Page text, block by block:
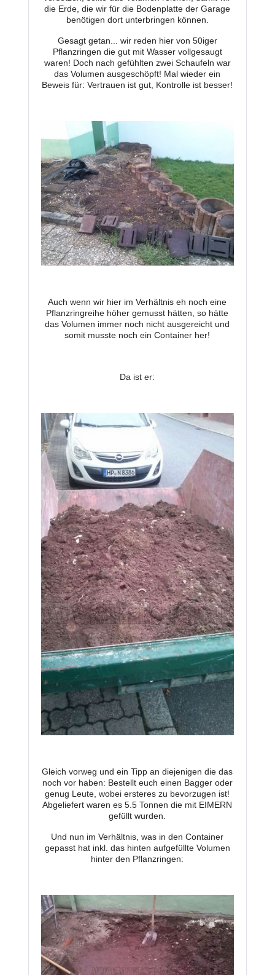
die Erde, die wir für die Bodenplatte der Garage
benötigen dort unterbringen können.
Gesagt getan... wir reden hier von 50iger
Pflanzringen die gut mit Wasser vollgesaugt
waren! Doch nach gefühlten zwei Schaufeln war
das Volumen ausgeschöpft! Mal wieder ein
Beweis für: Vertrauen ist gut, Kontrolle ist besser!
Auch wenn wir hier im Verhältnis eh noch eine
Pflanzringreihe höher gemusst hätten, so hätte
das Volumen immer noch nicht ausgereicht und
somit musste noch ein Container her!
Da ist er:
Gleich vorweg und ein Tipp an diejenigen die das
noch vor haben: Bestellt euch einen Bagger oder
genug Leute, wobei ersteres zu bevorzugen ist!
Abgeliefert waren es 5.5 Tonnen die mit EIMERN
gefüllt wurden.
Und nun im Verhältnis, was in den Container
gepasst hat inkl. das hinten aufgefüllte Volumen
hinter den Pflanzringen: